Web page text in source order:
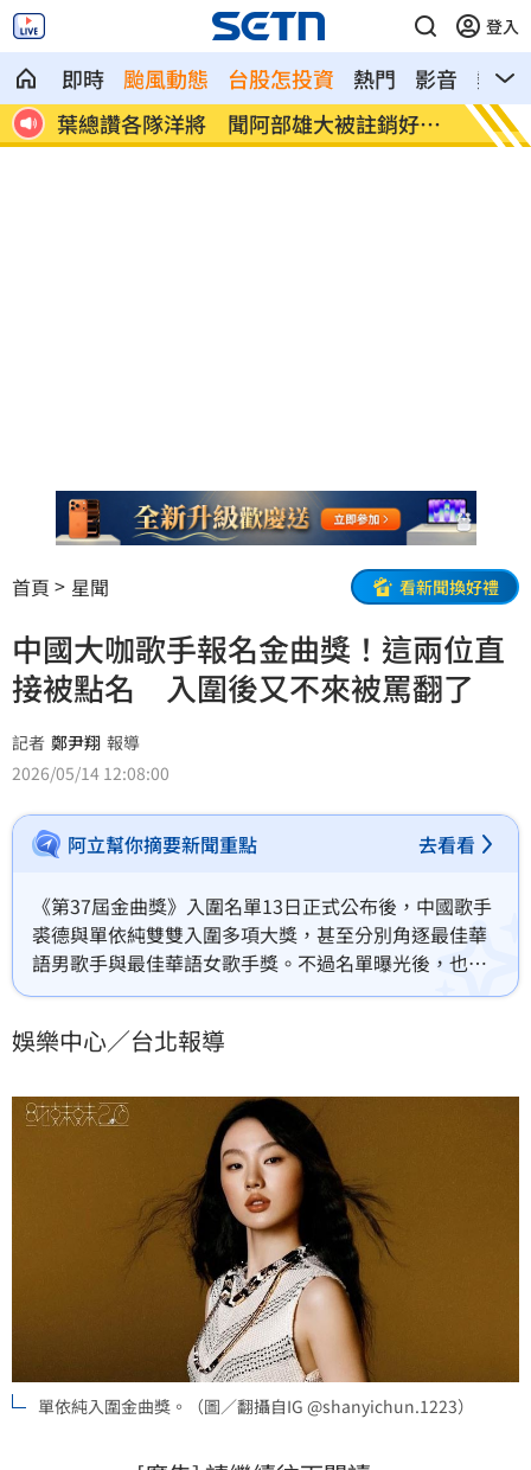
登入
即時 颱風動態 台股怎投資 熱門 影音
熱搜
葉總讚各隊洋將 聞阿部雄大被註銷好吃
驚
粉專
元
首頁 星聞 看新聞換好禮
中國大咖歌手報名金曲獎！這兩位直
接被點名 入圍後又不來被罵翻了
記者 鄭尹翔 報導
2026/05/14 12:08:00
阿立幫你摘要新聞重點 去看看
《第37屆金曲獎》入圍名單13日正式公布後，中國歌手
裘德與單依純雙雙入圍多項大獎，甚至分別角逐最佳華
語男歌手與最佳華語女歌手獎。不過名單曝光後，也掀
起部分網友討論，質疑「明明不敢去台灣參加金曲獎，
速在社群延燒。
娛樂中心／台北報導
單依純入圍金曲獎。（圖／翻攝自IG @shanyichun.1223）